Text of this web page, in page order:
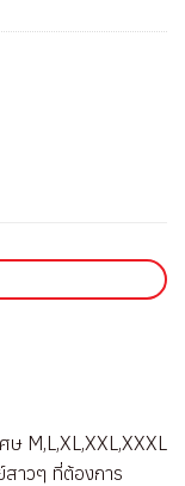
M,L,XL,XXL,XXXL
สาวๆ ที่ต้องการ